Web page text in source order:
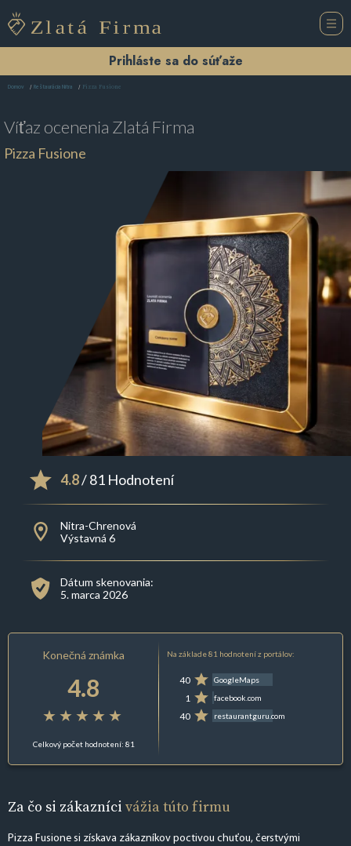
Prihláste sa do súťaže
Domov Reštaurácia Nitra Pizza Fusione
Víťaz ocenenia Zlatá Firma
Pizza Fusione
4.8/ 81 Hodnotení
Nitra-Chrenová
Výstavná 6
Dátum skenovania:
5. marca 2026
Konečná známka
4.8
Celkový počet hodnotení: 81
Na základe 81 hodnotení z portálov:
40 GoogleMaps
1 facebook.com
40 restaurantguru.com
Za čo si zákazníci vážia túto firmu
Pizza Fusione si získava zákazníkov poctivou chuťou, čerstvými